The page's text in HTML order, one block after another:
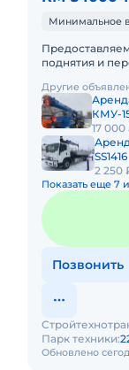
Минимальное
поднятия и
оператором.Т
Другие
КМУ-
17
SS1416
2 250
Показать еще 7
Позвонить
Обновлено
Парк техники: